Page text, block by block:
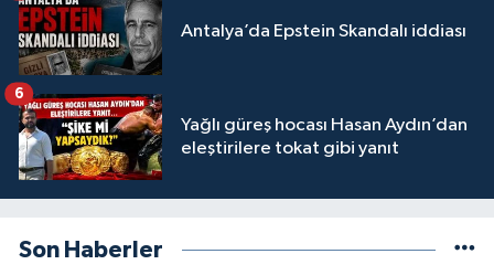
Antalya’da Epstein Skandalı iddiası
Yağlı güreş hocası Hasan Aydın’dan
eleştirilere tokat gibi yanıt
6
Son Haberler